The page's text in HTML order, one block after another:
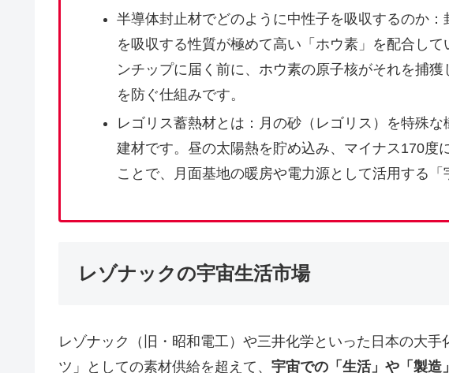
半導体封止材でどのように中性子を吸収するのか
を吸収する性質が極めて高い「ホウ素」を配合し
ンチップに届く前に、ホウ素の原子核がそれを捕
を防ぐ仕組みです。
レゴリス蓄熱材とは：月の砂（レゴリス）を特殊
建材です。昼の太陽熱を貯め込み、マイナス170度
ことで、月面基地の暖房や電力源として活用する「
レゾナックの宇宙生活市場
レゾナック（旧・昭和電工）や三井化学といった日本の大
ツ」としての素材供給を超えて、 宇宙での「生活」や「製造